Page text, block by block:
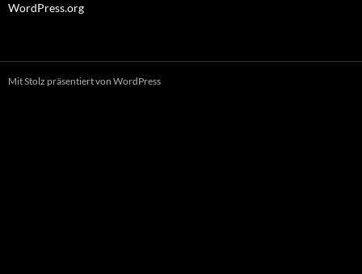
WordPress.org
Mit Stolz präsentiert von WordPress